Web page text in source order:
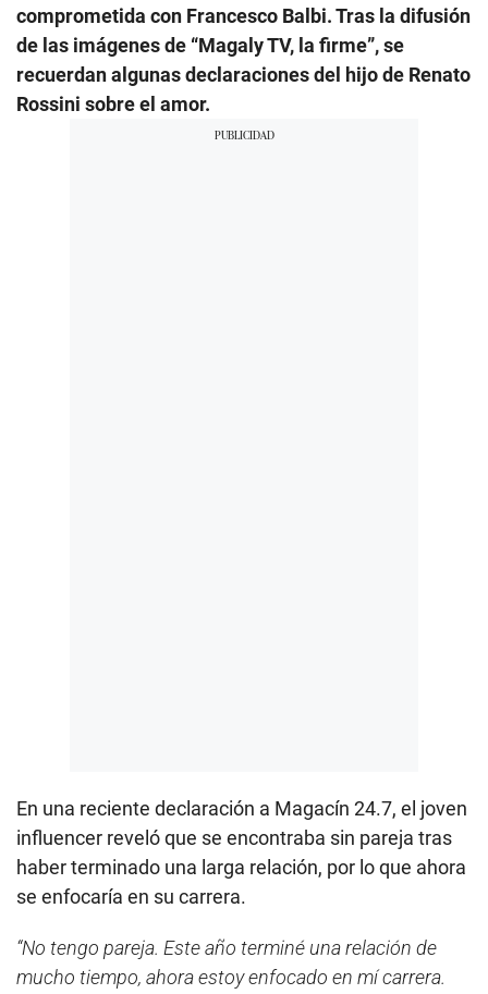
comprometida con Francesco Balbi. Tras la difusión
de las imágenes de “Magaly TV, la firme”, se
recuerdan algunas declaraciones del hijo de Renato
Rossini sobre el amor.
En una reciente declaración a Magacín 24.7, el joven
influencer reveló que se encontraba sin pareja tras
haber terminado una larga relación, por lo que ahora
se enfocaría en su carrera.
“No tengo pareja. Este año terminé una relación de
mucho tiempo, ahora estoy enfocado en mí carrera.